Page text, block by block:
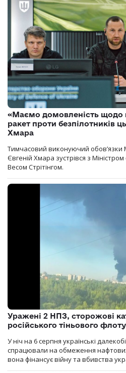
«Маємо домовленість щодо
ракет проти безпілотників
Хмара
Тимчасовий виконуючий обов’язки
Євгеній Хмара зустрівся з
Весом Стрітінгом.
Уражені 2 НПЗ, сторожові
російського тіньового
У ніч на 6 серпня українські
спрацювали на обмеження нафтових
вона фінансує війну та вбивства